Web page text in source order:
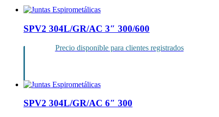
SPV2 304L/GR/AC 3″ 300/600
Precio disponible para clientes registrados
SPV2 304L/GR/AC 6″ 300